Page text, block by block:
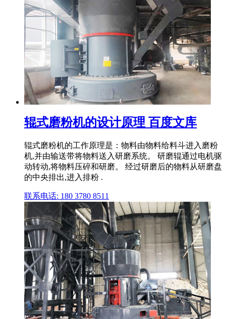
辊式磨粉机的设计原理 百度文库
辊式磨粉机的工作原理是：物料由物料给料斗进入磨粉
机,并由输送带将物料送入研磨系统。 研磨辊通过电机驱
动转动,将物料压碎和研磨。 经过研磨后的物料从研磨盘
的中央排出,进入排粉 .
联系电话: 180 3780 8511